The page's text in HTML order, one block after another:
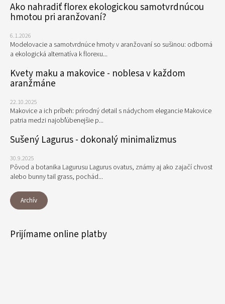
Ako nahradiť florex ekologickou samotvrdnúcou
hmotou pri aranžovaní?
6.1.2026
Modelovacie a samotvrdnúce hmoty v aranžovaní so sušinou: odborná
a ekologická alternatíva k florexu...
Kvety maku a makovice - noblesa v každom
aranžmáne
22.10.2025
Makovice a ich príbeh: prírodný detail s nádychom elegancie Makovice
patria medzi najobľúbenejšie p...
Sušený Lagurus - dokonalý minimalizmus
30.9.2025
Pôvod a botanika Lagurusu Lagurus ovatus, známy aj ako zajačí chvost
alebo bunny tail grass, pochád...
Archív
Prijímame online platby